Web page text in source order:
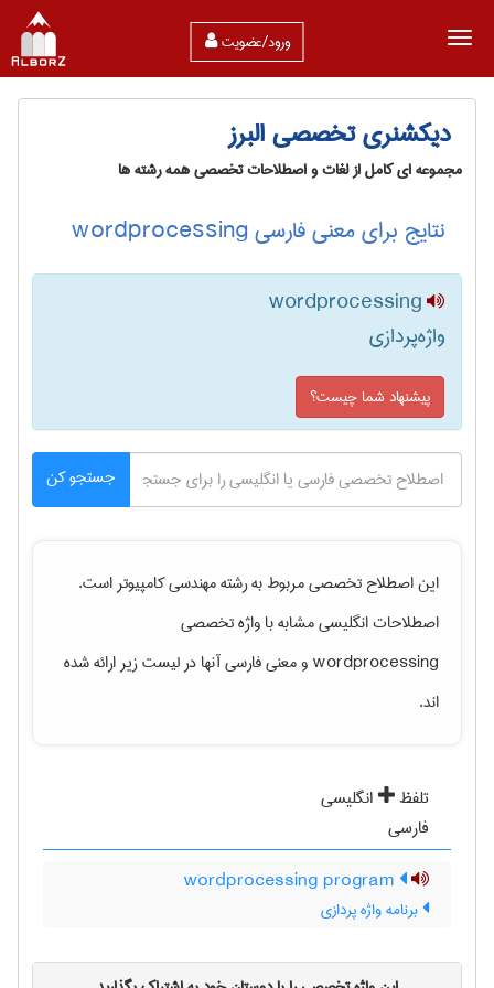
ورود/عضویت
دیکشنری تخصصی البرز
مجموعه ای کامل از لغات و اصطلاحات تخصصی همه رشته ها
نتایج برای معنی فارسی wordprocessing
wordprocessing
واژه‌پردازی
پیشنهاد شما چیست؟
جستجو کن
این اصطلاح تخصصی مربوط به رشتهمهندسی كامپيوتراست.
اصطلاحات انگلیسی مشابه با واژه تخصصی
wordprocessingو معنی فارسی آنها در لیست زیر ارائه شده
اند.
تلفظ
انگلیسی
فارسی
برنامه واژه پردازی